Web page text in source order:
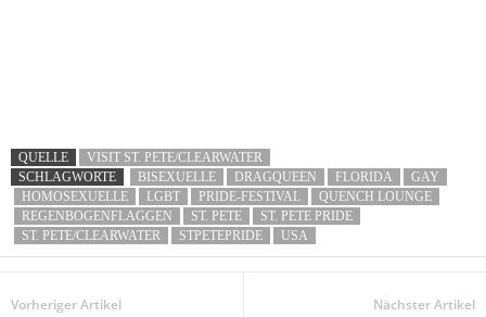
QUELLE
VISIT ST. PETE/CLEARWATER
SCHLAGWORTE
BISEXUELLE DRAGQUEEN FLORIDA
GAY
HOMOSEXUELLE
LGBT PRIDE-FESTIVAL
QUENCH LOUNGE
REGENBOGENFLAGGEN
ST. PETE
ST. PETE PRIDE
ST. PETE/CLEARWATER
STPETEPRIDE USA
Vorheriger Artikel Nächster Artikel